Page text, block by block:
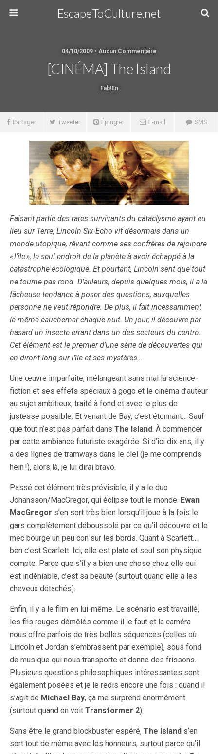
EscapeToCulture.net
04/10/2009 • Aucun Commentaire
[CINÉMA] The Island
Fab!en
Partager Tweeter Épingler E-mail SMS
Faisant partie des rares survivants du cataclysme ayant eu
lieu sur Terre, Lincoln Six-Echo vit désormais dans un
monde utopique, rêvant comme ses confrères de rejoindre
« l’île », le seul endroit de la planète à avoir échappé à la
catastrophe écologique. Et pourtant, Lincoln sent que tout
ne tourne pas rond. D’ailleurs, depuis quelques mois, il a la
fâcheuse tendance à poser des questions, auxquelles
personne ne veut répondre. De plus, il fait incessamment
le même cauchemar chaque nuit. Un jour, il découvre par
hasard un insecte errant dans un des secteurs du centre.
Cet élément est le premier d’une série de découvertes qui
en diront long sur l’île et ses mystères…
Une œuvre imparfaite, mélangeant sans mal la science-
fiction et ses effets spéciaux à gogo et le cinéma d’auteur
au sujet ambitieux, traité à fond et avec le plus de
justesse possible. Et venant de Bay, c’est étonnant… Sauf
que tout n’est pas parfait dans The Island. À commencer
par cette ambiance futuriste exagérée. Si d’ici dix ans, il y
a des lignes de tramways dans le ciel (je me comprends
hein !), alors là, je lui dirai bravo.
Passé cet élément très prévisible, il y a le duo
Johansson/MacGregor, qui éclipse tout le monde. Ewan
MacGregor s’en sort très bien lorsqu’il joue à la fois le
gars complètement déboussolé par ce qu’il découvre et le
mec bourge un peu con sur les bords. Quant à Scarlett…
ben c’est Scarlett. Ici, elle est plate et seul son physique
compte. Parce que s’il y a bien une chose chez elle qui
est indéniable, c’est sa beauté (surtout quand elle a les
cheveux détachés).
Enfin, il y a le film en lui-même. Le scénario est travaillé,
les fils rouges démêlés comme il le faut et la caméra
nous offre parfois de très belles séquences (celles où
Lincoln et Jordan s’embrassent par exemple), sous fond
de musique qui nous transporte et donne des frissons.
Plusieurs questions philosophiques intéressantes sont
également posées et je le redis encore une fois : quand il
s’agit de Michael Bay, ça me surprend énormément
(surtout quand on voit Transformer 2).
Sans être le grand blockbuster espéré, The Island s’en
sort tout de même avec les honneurs, surtout parce qu’il